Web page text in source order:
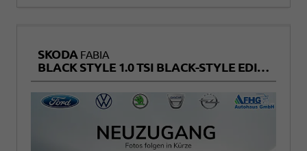
SKODA FABIA
BLACK STYLE 1.0 TSI BLACK-STYLE EDITION+KAMERA+SITZHEIZUNG+TEMPOMAT+LED